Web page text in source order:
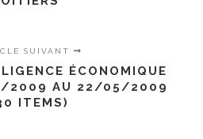
SUIVANT
ÉCONOMIQUE
2009 AU 22/05/2009
ITEMS)